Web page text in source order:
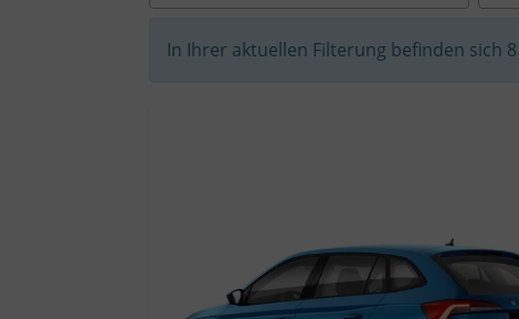
In Ihrer aktuellen Filterung befinden sich 8